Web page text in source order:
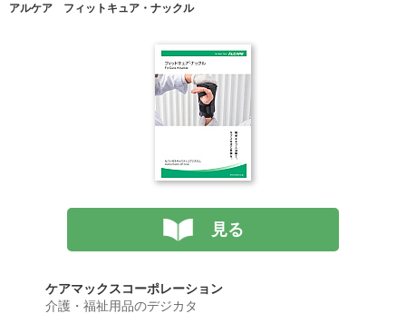
アルケア フィットキュア・ナックル
見る
ケアマックスコーポレーション
介護・福祉用品のデジカタ